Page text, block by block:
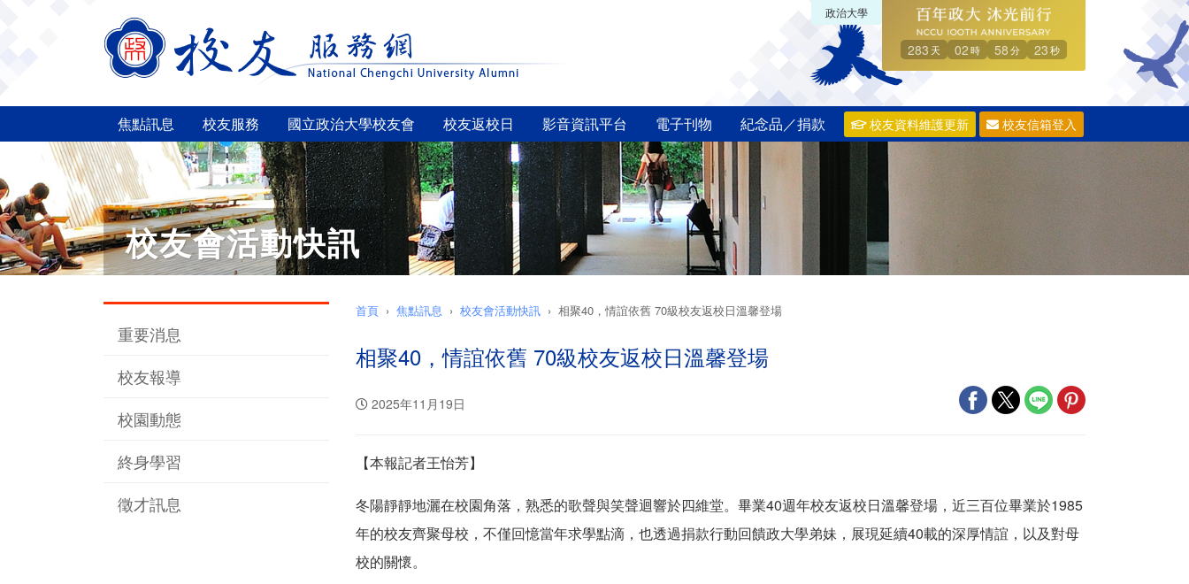
政治大學
283 天 02時 58分 22秒
焦點訊息 校友服務 國立政治大學校友會 校友返校日 影音資訊平台 電子刊物 紀念品／捐款 校友資料維護更新 校友信箱登入
校友會活動快訊
重要消息
校友報導
校園動態
終身學習
徵才訊息
首頁 焦點訊息 校友會活動快訊 相聚40，情誼依舊 70級校友返校日溫馨登場
相聚40，情誼依舊 70級校友返校日溫馨登場
2025年11月19日
【本報記者王怡芳】
冬陽靜靜地灑在校園角落 ，熟悉的歌聲與笑聲迴響於四維堂。 畢業40週年校友返校日溫馨登場 ， 近三百位畢業於1985
年的校友齊聚母校，不僅回憶當年求學點滴，也透過捐款行動回饋政大學弟妹，展現延續40載的深厚情誼 ， 以及對母
校的關懷。